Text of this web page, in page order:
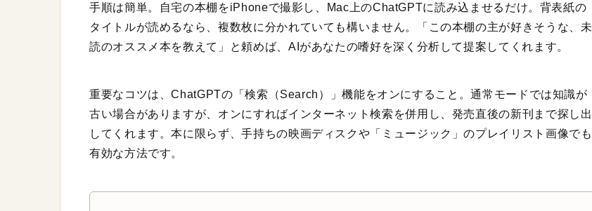
手順は簡単。自宅の本棚をiPhoneで撮影し、Mac上のChatGPTに読み込ませるだけ。背表紙の
タイトルが読めるなら、複数枚に分かれていても構いません。「この本棚の主が好きそうな、未
読のオススメ本を教えて」と頼めば、AIがあなたの嗜好を深く分析して提案してくれます。
重要なコツは、ChatGPTの「検索（Search）」機能をオンにすること。通常モードでは知識が
古い場合がありますが、オンにすればインターネット検索を併用し、発売直後の新刊まで探し出
してくれます。本に限らず、手持ちの映画ディスクや「ミュージック」のプレイリスト画像でも
有効な方法です。